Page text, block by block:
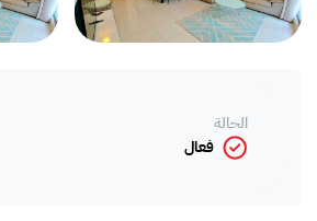
الحالة
فعال